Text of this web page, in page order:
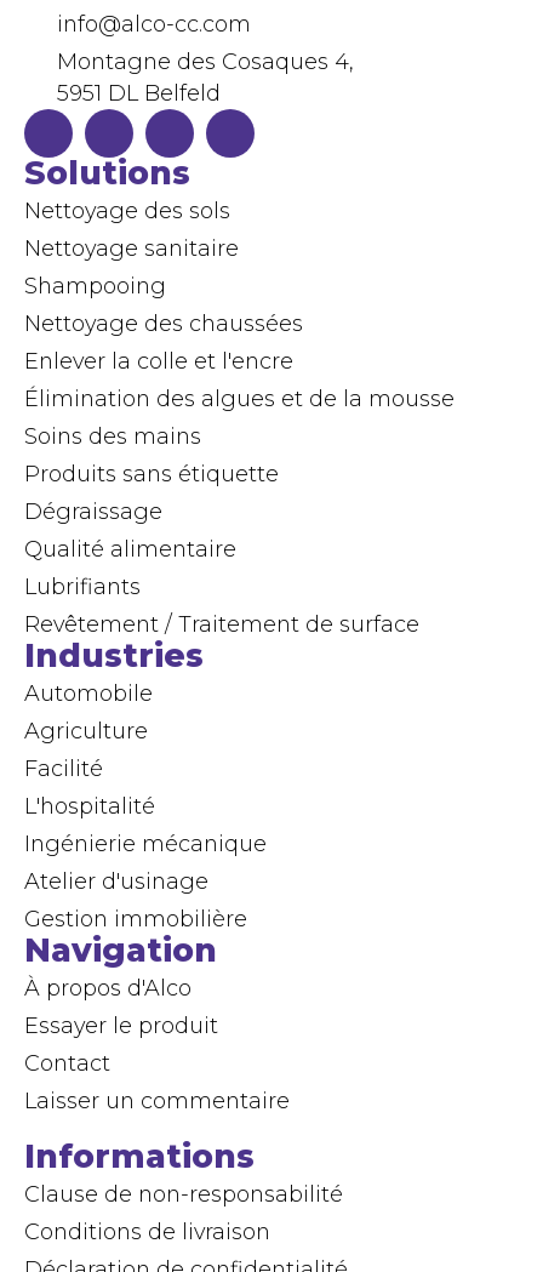
info@alco-cc.com
Montagne des Cosaques 4,
5951 DL Belfeld
Solutions
Nettoyage des sols
Nettoyage sanitaire
Shampooing
Nettoyage des chaussées
Enlever la colle et l'encre
Élimination des algues et de la mousse
Soins des mains
Produits sans étiquette
Dégraissage
Qualité alimentaire
Lubrifiants
Revêtement / Traitement de surface
Industries
Automobile
Agriculture
Facilité
L'hospitalité
Ingénierie mécanique
Atelier d'usinage
Gestion immobilière
Navigation
À propos d'Alco
Essayer le produit
Contact
Laisser un commentaire
Informations
Clause de non-responsabilité
Conditions de livraison